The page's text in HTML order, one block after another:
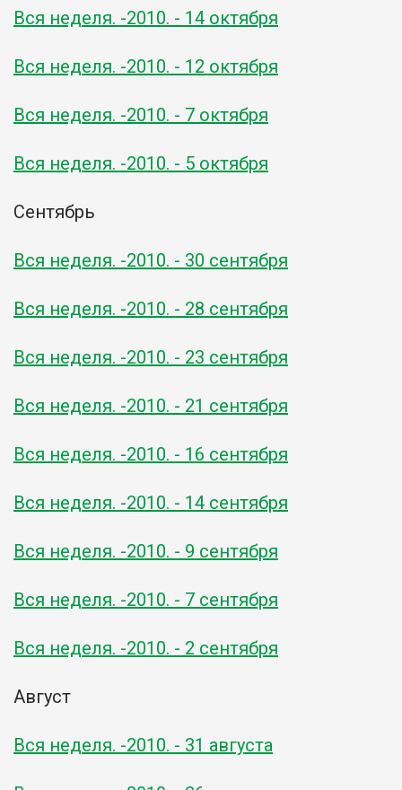
Вся неделя. -2010. - 14 октября
Вся неделя. -2010. - 12 октября
Вся неделя. -2010. - 7 октября
Вся неделя. -2010. - 5 октября
Сентябрь
Вся неделя. -2010. - 30 сентября
Вся неделя. -2010. - 28 сентября
Вся неделя. -2010. - 23 сентября
Вся неделя. -2010. - 21 сентября
Вся неделя. -2010. - 16 сентября
Вся неделя. -2010. - 14 сентября
Вся неделя. -2010. - 9 сентября
Вся неделя. -2010. - 7 сентября
Вся неделя. -2010. - 2 сентября
Август
Вся неделя. -2010. - 31 августа